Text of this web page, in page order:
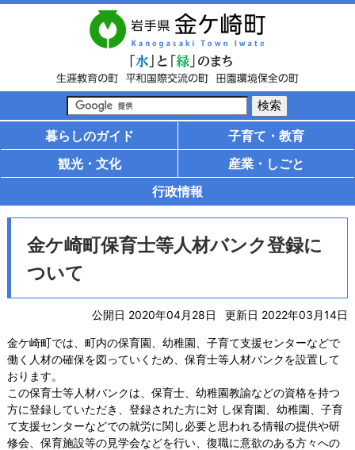
暮らしのガイド
子育て・教育
観光・文化
産業・しごと
行政情報
金ケ崎町保育士等人材バンク登録に
ついて
公開日 2020年04月28日 更新日 2022年03月14日
金ケ崎町では、町内の保育園、幼稚園、子育て支援センターなどで
働く人材の確保を図っていくため、保育士等人材バンクを設置して
おります。
この保育士等人材バンクは、保育士、幼稚園教諭などの資格を持つ
方に登録していただき、登録された方に対 し保育園、幼稚園、子育
て支援センターなどでの就労に関し必要と思われる情報の提供や研
修会、保育施設等の見学会などを行い、復職に意欲のある方々への